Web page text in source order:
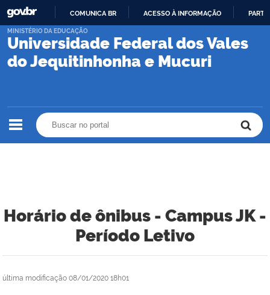
PARA
CONTEÚDO
COMUNICA BR ACESSO À INFORMAÇÃO
Universidade Federal dos Vales
do Jequitinhonha e Mucuri
MINISTÉRIO DA EDUCAÇÃO
Horário de ônibus - Campus JK -
Período Letivo
última modificação 08/01/2020 18h01